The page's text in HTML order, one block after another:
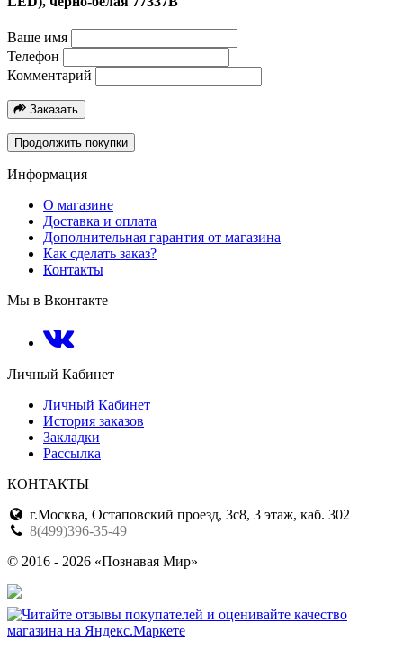
Ваше имя
Телефон
Комментарий
Заказать
Продолжить покупки
Информация
О магазине
Доставка и оплата
Дополнительная гарантия от магазина
Как сделать заказ?
Контакты
Мы в Вконтакте
Личный Кабинет
Личный Кабинет
История заказов
Закладки
Рассылка
КОНТАКТЫ
г.Москва, Остаповский проезд, 3с8, 3 этаж, каб. 302
8(499)396-35-49
© 2016 - 2026 «Познавая Мир»